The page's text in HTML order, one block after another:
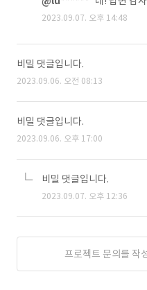
2023.09.07. 오후 14:48
비밀 댓글입니다.
2023.09.06. 오전 08:13
비밀 댓글입니다.
2023.09.06. 오후 17:00
비밀 댓글입니다.
2023.09.07. 오후 12:36
프로젝트 문의를 작